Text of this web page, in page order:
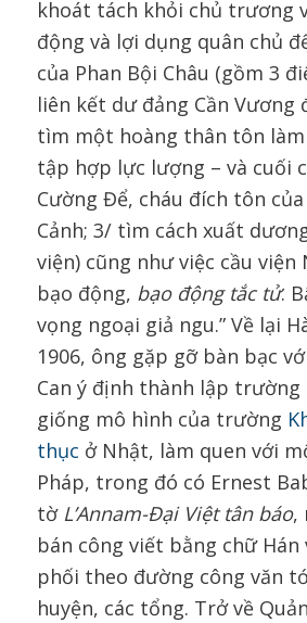
khoát tách khỏi chủ trương
động và lợi dụng quân chủ
của Phan Bội Châu (gồm 3
liên kết dư đảng Cần Vương
tìm một hoàng thân tôn
tập hợp lực lượng – và cuối
Cường Để, cháu đích tôn
Cảnh; 3/ tìm cách xuất
viện) cũng như việc cầu viện
bạo động, bạo động tắc tử.
vọng ngoại giả ngu.” Về lại
1906, ông gặp gỡ bàn bạc
Can ý định thành lập trường
giống mô hình của trường
thục ở Nhật, làm quen với
Pháp, trong đó có Ernest
tờ L’Annam-Đại Việt tân báo,
bán công viết bằng chữ Hán
phối theo đường công văn
huyện, các tổng. Trở về